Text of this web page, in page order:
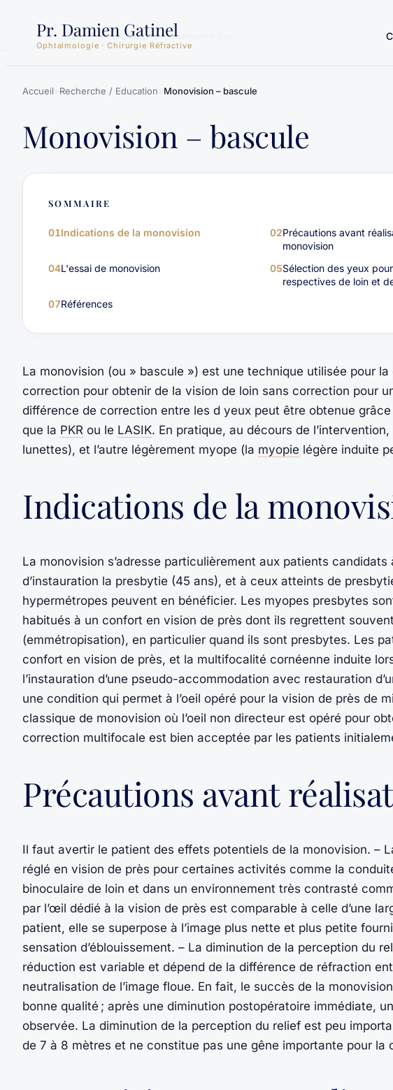
contenu
Pr. Damien Gatinel
Ophtalmologie · Chirurgie Réfractive
Accueil Recherche / Education Monovision – bascule
Monovision – bascule
SOMMAIRE
01Indications de la monovision 02Précautions avant
monovision
04L'essai de monovision 05Sélection des yeux
respectives de loin et
07Références
La monovision (ou » bascule ») est une technique utilisée pour
correction pour obtenir de la vision de loin sans correction pour
différence de correction entre les d yeux peut être obtenue
que la PKR ou le LASIK. En pratique, au décours de
lunettes), et l’autre légèrement myope (la myopie légère induite
Indications de la
La monovision s’adresse particulièrement aux patients
d’instauration la presbytie (45 ans), et à ceux atteints de
hypermétropes peuvent en bénéficier. Les myopes presbytes
habitués à un confort en vision de près dont ils regrettent
(emmétropisation), en particulier quand ils sont presbytes. Les
confort en vision de près, et la multifocalité cornéenne induite
l’instauration d’une pseudo-accommodation avec restauration
une condition qui permet à l’oeil opéré pour la vision de près de
classique de monovision où l’oeil non directeur est opéré pour
correction multifocale est bien acceptée par les patients
Précautions avant
Il faut avertir le patient des effets potentiels de la monovision. –
réglé en vision de près pour certaines activités comme la
binoculaire de loin et dans un environnement très contrasté
par l’œil dédié à la vision de près est comparable à celle d’une
patient, elle se superpose à l’image plus nette et plus petite
sensation d’éblouissement. – La diminution de la perception du
réduction est variable et dépend de la différence de réfraction
neutralisation de l’image floue. En fait, le succès de la
bonne qualité ; après une diminution postopératoire immédiate,
observée. La diminution de la perception du relief est peu
de 7 à 8 mètres et ne constitue pas une gêne importante pour la
SOMMAIREIndications de la monovision